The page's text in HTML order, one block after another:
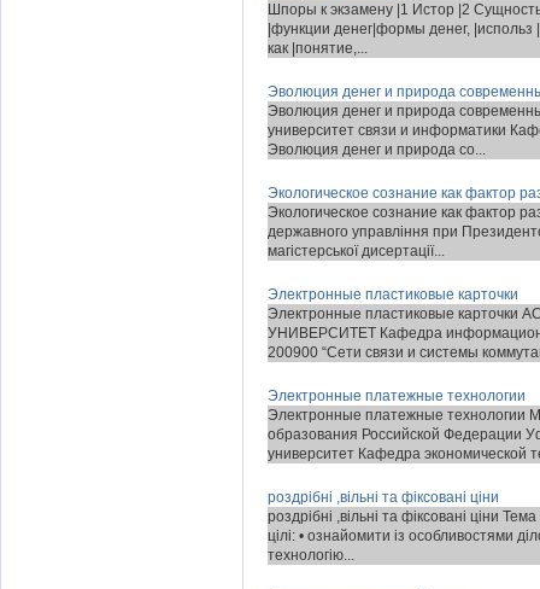
Шпоры к экзамену |1 Истор |2
|функции денег|формы денег, |использ
как |понятие,...
Эволюция денег и природа
Эволюция денег и природа
университет связи и информатики
Эволюция денег и природа со...
Экологическое сознание как фактор
Экологическое сознание как фактор
державного управління при
магістерської дисертації...
Электронные пластиковые карточки
Электронные пластиковые
УНИВЕРСИТЕТ Кафедра
200900 “Сети связи и системы
Электронные платежные технологии
Электронные платежные технологии
образования Российской Федерации
университет Кафедра экономической
роздрібні ,вільні та фіксовані ціни
роздрібні ,вільні та фіксовані ціни
цілі: • ознайомити із особливостями
технологію...